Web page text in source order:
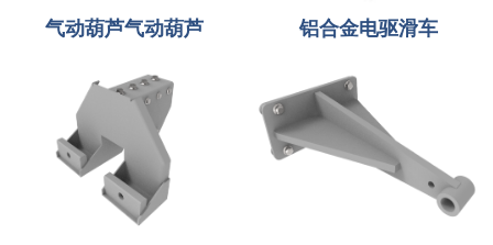
气动葫芦气动葫芦 铝合金电驱滑车